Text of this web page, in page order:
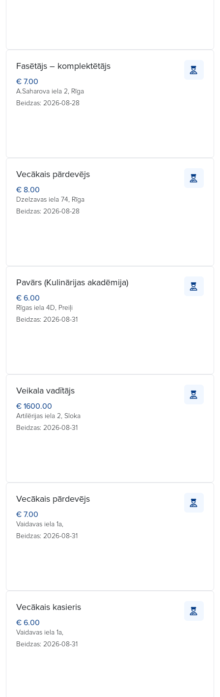
Fasētājs – komplektētājs
€ 7.00
A.Saharova iela 2, Rīga
Beidzas: 2026-08-28
Vecākais pārdevējs
€ 8.00
Dzelzavas iela 74, Rīga
Beidzas: 2026-08-28
Pavārs (Kulinārijas akadēmija)
€ 6.00
Rīgas iela 4D, Preiļi
Beidzas: 2026-08-31
Veikala vadītājs
€ 1600.00
Artilērijas iela 2, Sloka
Beidzas: 2026-08-31
Vecākais pārdevējs
€ 7.00
Vaidavas iela 1a,
Beidzas: 2026-08-31
Vecākais kasieris
€ 6.00
Vaidavas iela 1a,
Beidzas: 2026-08-31